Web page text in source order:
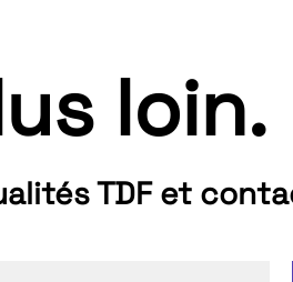
loin.
TDF et